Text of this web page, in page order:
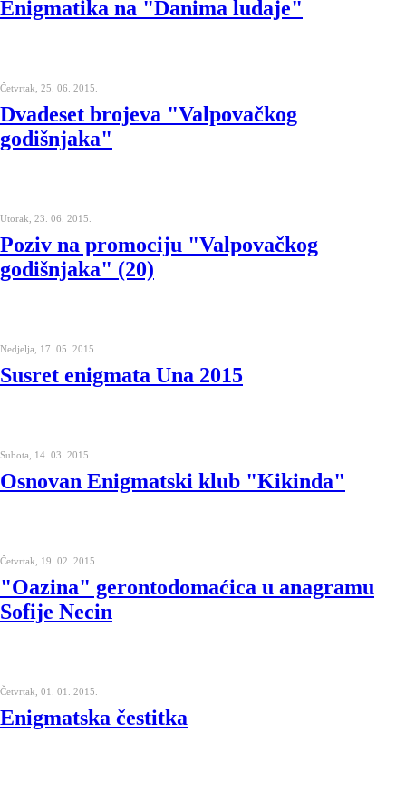
Enigmatika na "Danima ludaje"
Četvrtak, 25. 06. 2015.
Dvadeset brojeva "Valpovačkog
godišnjaka"
Utorak, 23. 06. 2015.
Poziv na promociju "Valpovačkog
godišnjaka" (20)
Nedjelja, 17. 05. 2015.
Susret enigmata Una 2015
Subota, 14. 03. 2015.
Osnovan Enigmatski klub "Kikinda"
Četvrtak, 19. 02. 2015.
"Oazina" gerontodomaćica u anagramu
Sofije Necin
Četvrtak, 01. 01. 2015.
Enigmatska čestitka